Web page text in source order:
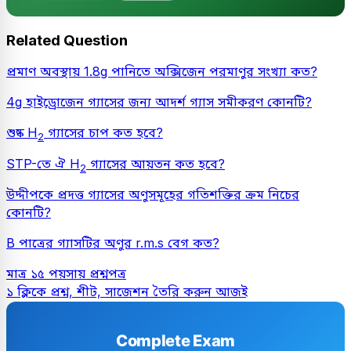
Related Question
প্রমাণ অবস্থায় 1.8g পানিতে অক্সিজেন পরমাণুর সংখ্যা কত?
4g হাইড্রোজেন গ্যাসের জন্য আদর্শ গ্যাস সমীকরণ কোনটি?
শুষ্ক H2 গ্যাসের চাপ কত হবে?
STP-তে ঐ H2 গ্যাসের আয়তন কত হবে?
উদ্দীপকে প্রদত্ত গ্যাসের অণুসমূহের গতিশক্তির ক্রম নিচের
কোনটি?
B পাত্রের গ্যাসটির অণুর r.m.s বেগ কত?
মাত্র ১৫ পয়সায় প্রশ্নপত্র
১ ক্লিকে প্রশ্ন, শীট, সাজেশন তৈরি করুন আজই
Complete Exam